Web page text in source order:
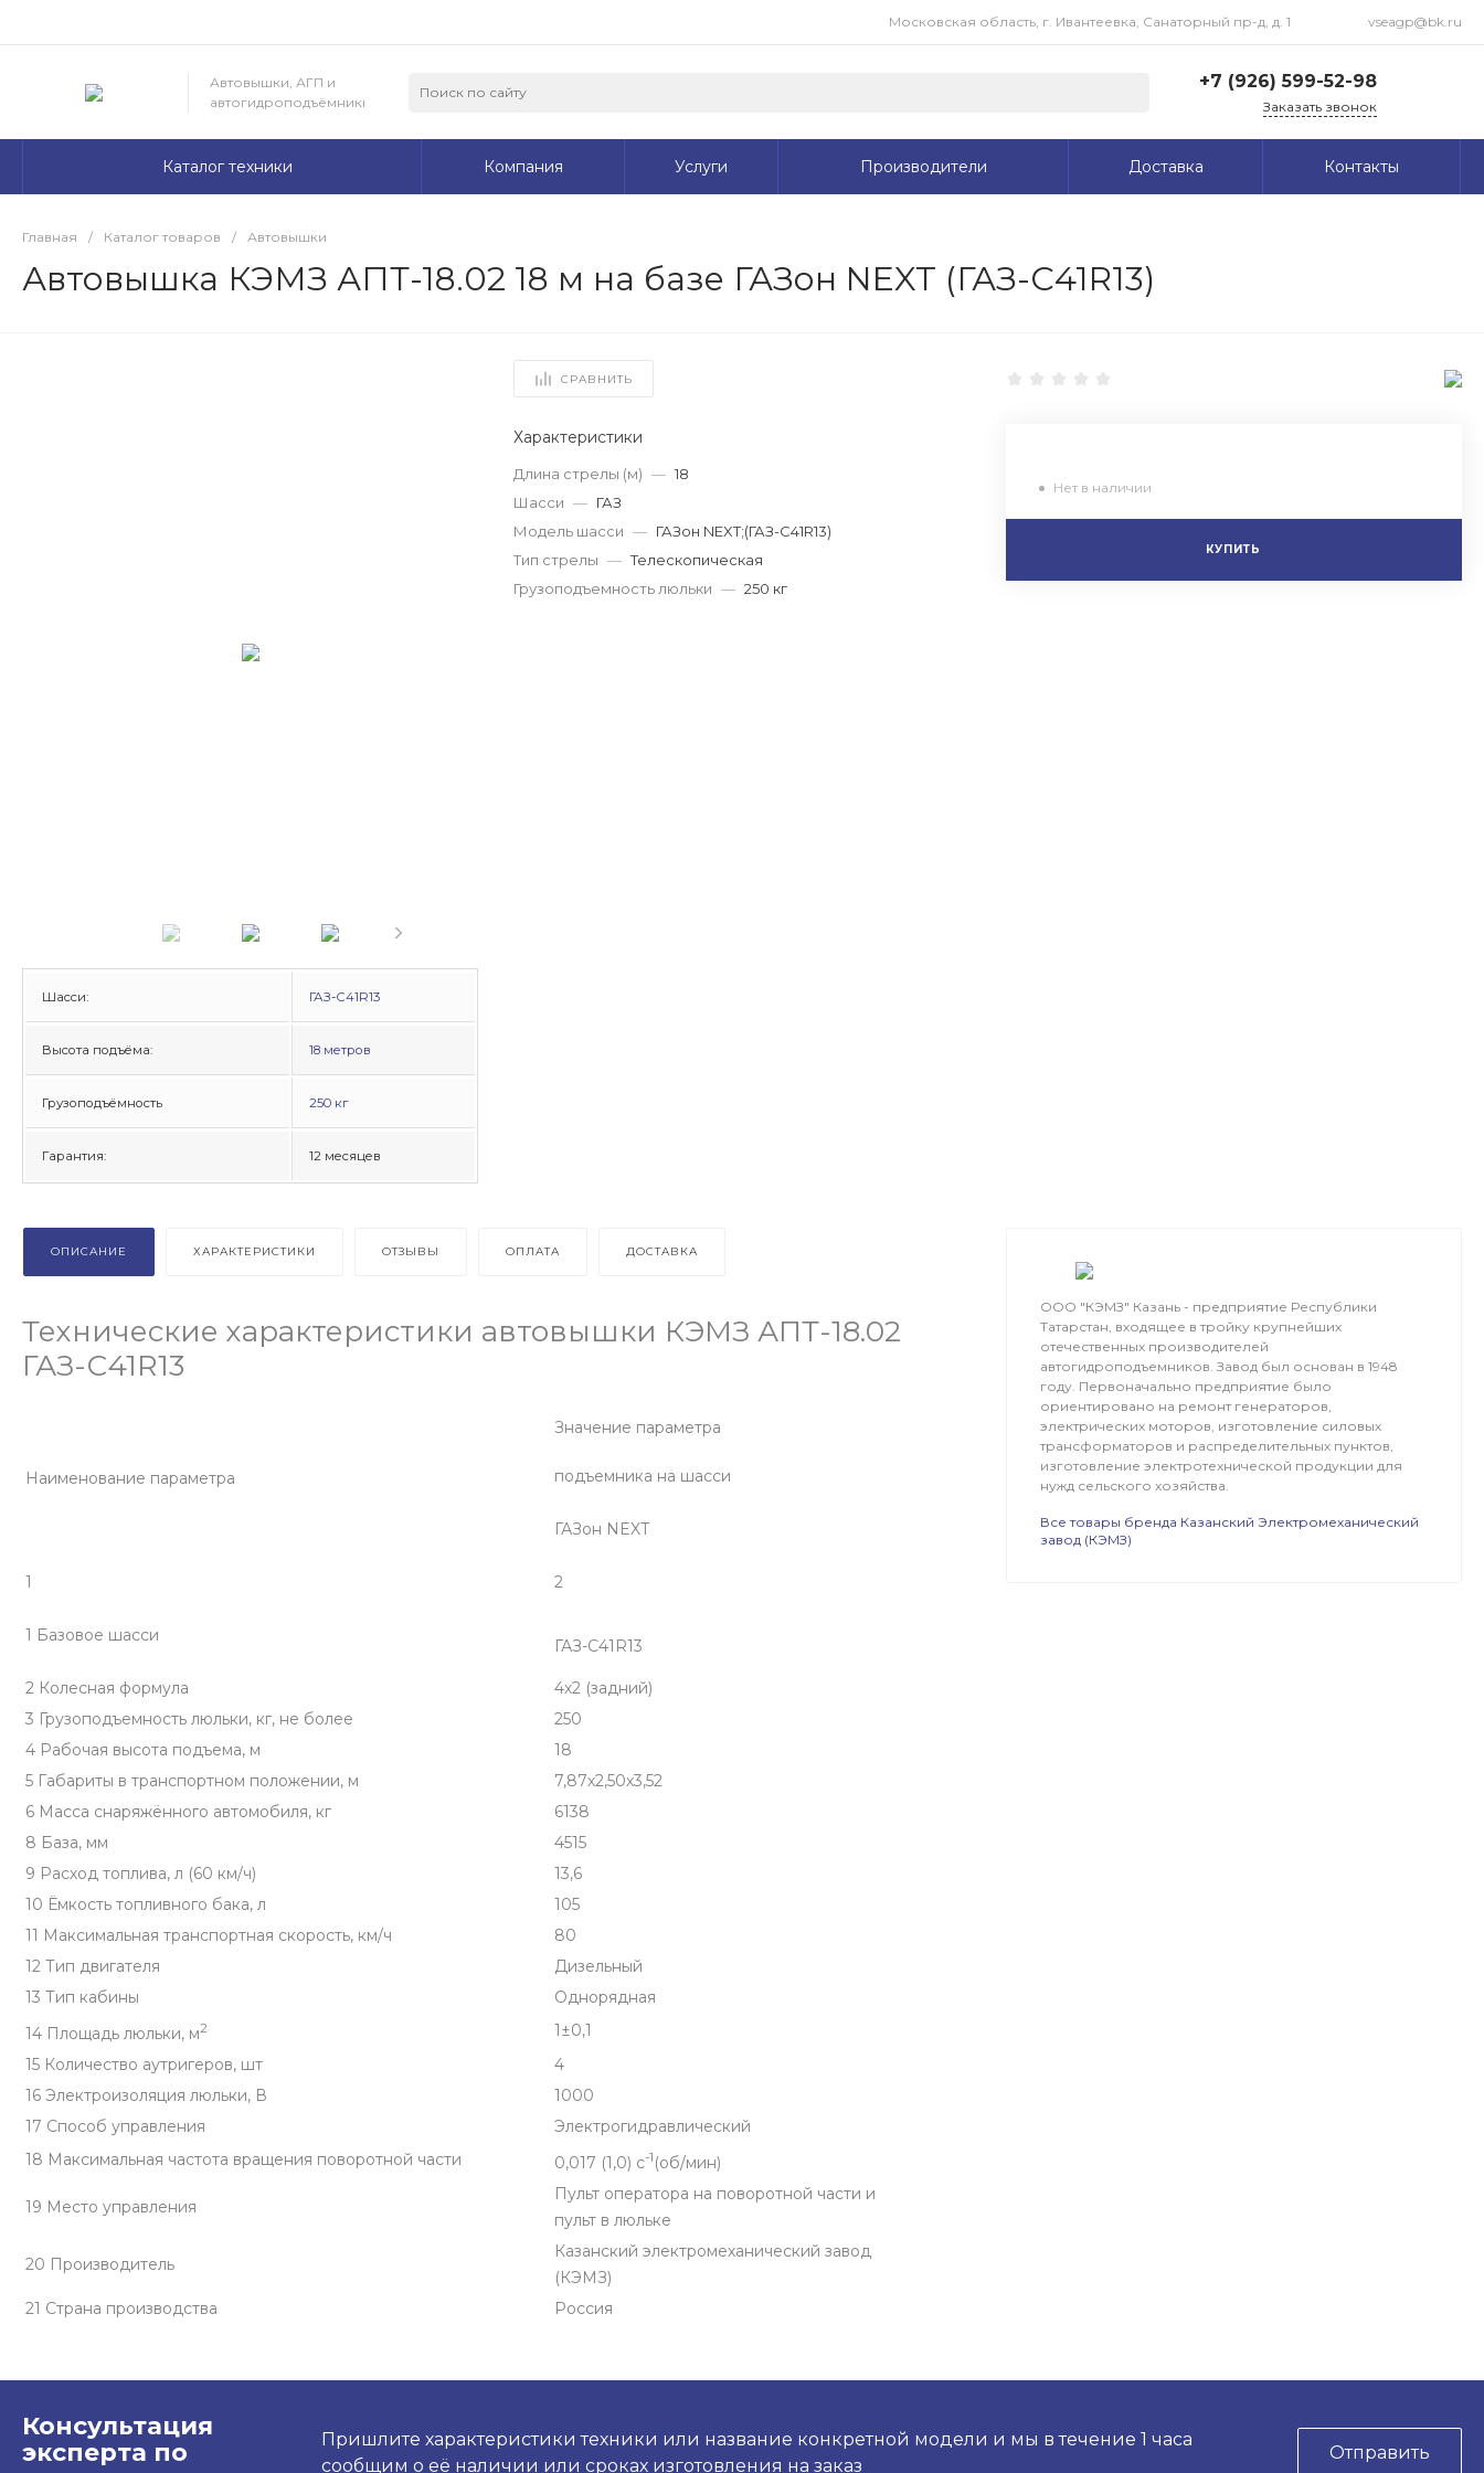
Московская область, г. Ивантеевка, Санаторный пр-д, д. 1 vseagp@bk.ru
Автовышки, АГП и
автогидроподъёмники
+7 (926) 599-52-98
Московская область, г.
Заказать звонок
Каталог техники Компания Услуги Производители Доставка Контакты
Главная / Каталог товаров / Автовышки
Автовышка КЭМЗ АПТ-18.02 18 м на базе ГАЗон NEXT (ГАЗ-С41R13)
СРАВНИТЬ
Шасси: ГАЗ-С41R13
Высота подъёма: 18 метров
Грузоподъёмность 250 кг
Гарантия: 12 месяцев
Характеристики
Длина стрелы (м) — 18
Шасси — ГАЗ
Модель шасси — ГАЗон NEXT;(ГАЗ-С41R13)
Тип стрелы — Телескопическая
Грузоподъемность люльки — 250 кг
Нет в наличии
КУПИТЬ
ОПИСАНИЕ ХАРАКТЕРИСТИКИ ОТЗЫВЫ ОПЛАТА ДОСТАВКА
Технические характеристики автовышки КЭМЗ АПТ-18.02
ГАЗ-С41R13
Наименование параметра
Значение параметра
подъемника на шасси
ГАЗон NEXT
1 2
1 Базовое шасси
ГАЗ-С41R13
2 Колесная формула
4х2 (задний)
3 Грузоподъемность люльки, кг, не более
250
4 Рабочая высота подъема, м
18
5 Габариты в транспортном положении, м
7,87х2,50х3,52
6 Масса снаряжённого автомобиля, кг
6138
8 База, мм
4515
9 Расход топлива, л (60 км/ч)
13,6
10 Ёмкость топливного бака, л
105
11 Максимальная транспортная скорость, км/ч
80
12 Тип двигателя
Дизельный
13 Тип кабины
Однорядная
14 Площадь люльки, м2
1±0,1
15 Количество аутригеров, шт
4
16 Электроизоляция люльки, В
1000
17 Способ управления
Электрогидравлический
18 Максимальная частота вращения поворотной части
0,017 (1,0) с-1 (об/мин)
19 Место управления
Пульт оператора на поворотной части и
пульт в люльке
20 Производитель
Казанский электромеханический завод
(КЭМЗ)
21 Страна производства
Россия
ООО "КЭМЗ" Казань - предприятие Республики
Татарстан, входящее в тройку крупнейших
отечественных производителей
автогидроподъемников. Завод был основан в 1948
году. Первоначально предприятие было
ориентировано на ремонт генераторов,
электрических моторов, изготовление силовых
трансформаторов и распределительных пунктов,
изготовление электротехнической продукции для
нужд сельского хозяйства.
Все товары бренда Казанский Электромеханический
завод (КЭМЗ)
Консультация
эксперта по
Пришлите характеристики техники или название конкретной модели и мы в течение 1 часа
сообщим о её наличии или сроках изготовления на заказ
Отправить